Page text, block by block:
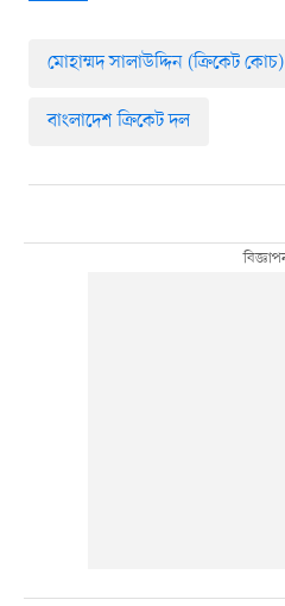
মোহাম্মদ সালাউদ্দিন (ক্রিকেট কোচ)
বাংলাদেশ ক্রিকেট দল